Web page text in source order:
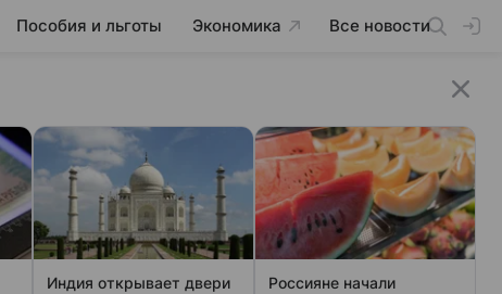
Пособия и льготы Экономика Все новости
Индия открывает двери
Россияне начали